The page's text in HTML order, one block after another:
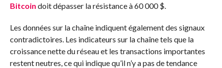
Bitcoin doit dépasser la résistance à 60 000 $.
Les données sur la chaîne indiquent également des signaux
contradictoires. Les indicateurs sur la chaîne tels que la
croissance nette du réseau et les transactions importantes
restent neutres, ce qui indique qu’il n’y a pas de tendance